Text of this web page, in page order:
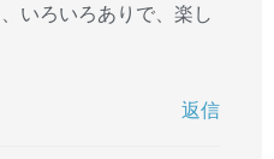
いろいろありで、楽し
返信